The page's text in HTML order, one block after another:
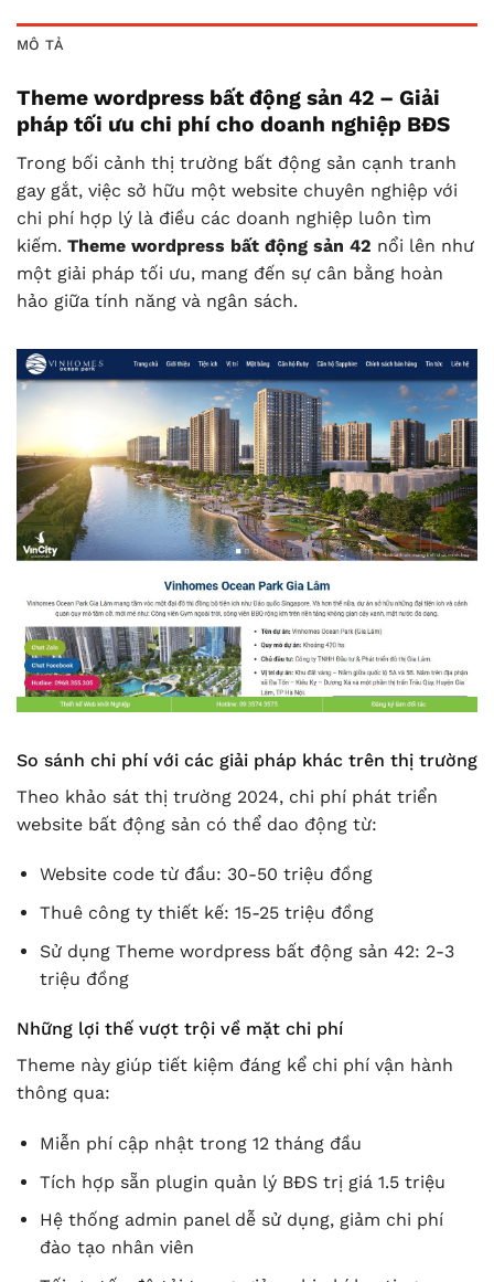
MÔ TẢ
Theme wordpress bất động sản 42 – Giải
pháp tối ưu chi phí cho doanh nghiệp BĐS
Trong bối cảnh thị trường bất động sản cạnh tranh
gay gắt, việc sở hữu một website chuyên nghiệp với
chi phí hợp lý là điều các doanh nghiệp luôn tìm
kiếm. Theme wordpress bất động sản 42 nổi lên như
một giải pháp tối ưu, mang đến sự cân bằng hoàn
hảo giữa tính năng và ngân sách.
So sánh chi phí với các giải pháp khác trên thị trường
Theo khảo sát thị trường 2024, chi phí phát triển
website bất động sản có thể dao động từ:
Website code từ đầu: 30-50 triệu đồng
Thuê công ty thiết kế: 15-25 triệu đồng
Sử dụng Theme wordpress bất động sản 42: 2-3
triệu đồng
Những lợi thế vượt trội về mặt chi phí
Theme này giúp tiết kiệm đáng kể chi phí vận hành
thông qua:
Miễn phí cập nhật trong 12 tháng đầu
Tích hợp sẵn plugin quản lý BĐS trị giá 1.5 triệu
Hệ thống admin panel dễ sử dụng, giảm chi phí
đào tạo nhân viên